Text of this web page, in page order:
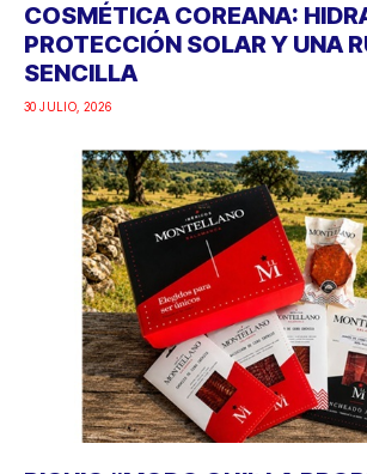
COSMÉTICA COREANA:
PROTECCIÓN SOLAR Y UNA
SENCILLA
30 JULIO, 2026